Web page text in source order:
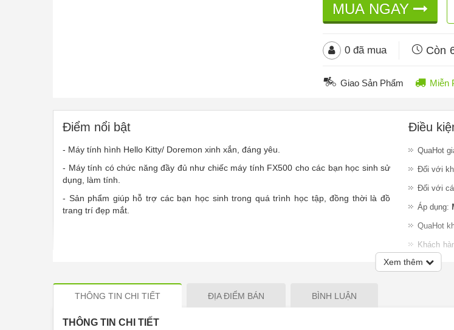
MUA NGAY
0đã mua Còn
Giao Sản Phẩm Miễn
Điểm nổi bật
- Máy tính hình Hello Kitty/ Doremon xinh xắn, đáng yêu.
- Máy tính có chức năng đầy đủ như chiếc máy tính FX500 cho các bạn học sinh sử
dụng, làm tính.
- Sản phẩm giúp hỗ trợ các bạn học sinh trong quá trình học tập, đồng thời là đồ
trang trí đẹp mắt.
Điều
QuaHot
Đối với
Đối với
Áp dụng:
QuaHot
Khách
nhiệm đổi
Xem thêm
THÔNG TIN CHI TIẾT ĐỊA ĐIỂM BÁN BÌNH LUẬN
THÔNG TIN CHI TIẾT